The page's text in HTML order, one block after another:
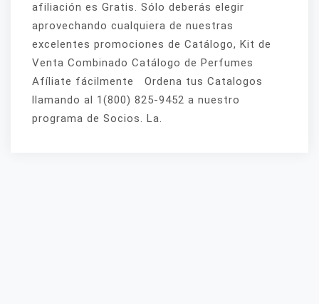
afiliación es Gratis. Sólo deberás elegir
aprovechando cualquiera de nuestras
excelentes promociones de Catálogo, Kit de
Venta Combinado Catálogo de Perfumes
Afíliate fácilmente Ordena tus Catalogos
llamando al 1(800) 825-9452 a nuestro
programa de Socios. La.